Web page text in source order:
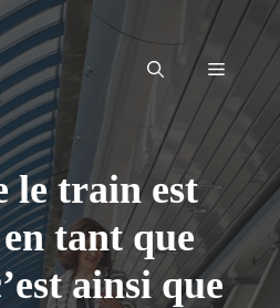
Menu
le train est
tant que
ainsi que